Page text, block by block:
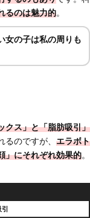
るのは魅力的。
女の子は私の周りも
クス」と「脂肪吸引」
のですが、 エラボト
」にそれぞれ効果的。